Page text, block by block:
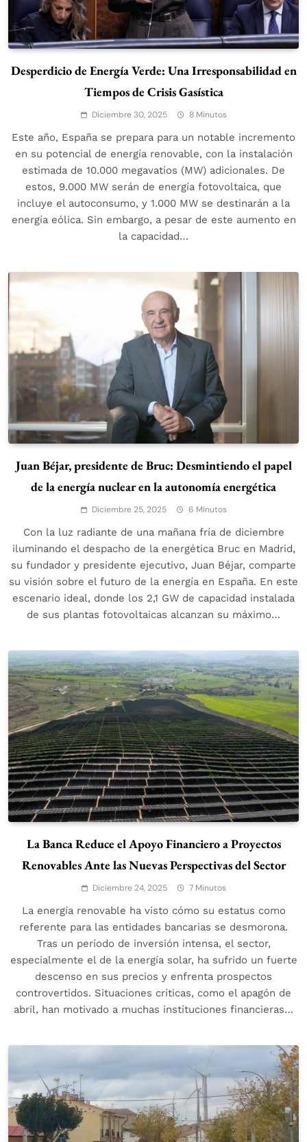
Desperdicio de Energía Verde: Una Irresponsabilidad en
Tiempos de Crisis Gasística
Diciembre 30, 2025 8 Minutos
Este año, España se prepara para un notable incremento
en su potencial de energía renovable, con la instalación
estimada de 10.000 megavatios (MW) adicionales. De
estos, 9.000 MW serán de energía fotovoltaica, que
incluye el autoconsumo, y 1.000 MW se destinarán a la
energía eólica. Sin embargo, a pesar de este aumento en
la capacidad…
Juan Béjar, presidente de Bruc: Desmintiendo el papel
de la energía nuclear en la autonomía energética
Diciembre 25, 2025 6 Minutos
Con la luz radiante de una mañana fría de diciembre
iluminando el despacho de la energética Bruc en Madrid,
su fundador y presidente ejecutivo, Juan Béjar, comparte
su visión sobre el futuro de la energía en España. En este
escenario ideal, donde los 2,1 GW de capacidad instalada
de sus plantas fotovoltaicas alcanzan su máximo…
La Banca Reduce el Apoyo Financiero a Proyectos
Renovables Ante las Nuevas Perspectivas del Sector
Diciembre 24, 2025 7 Minutos
La energía renovable ha visto cómo su estatus como
referente para las entidades bancarias se desmorona.
Tras un período de inversión intensa, el sector,
especialmente el de la energía solar, ha sufrido un fuerte
descenso en sus precios y enfrenta prospectos
controvertidos. Situaciones críticas, como el apagón de
abril, han motivado a muchas instituciones financieras…